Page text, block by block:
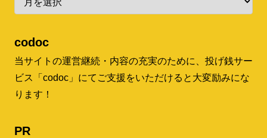
codoc
当サイトの運営継続・内容の充実のために、投げ銭サー
ビス「codoc」にてご支援をいただけると大変励みにな
ります！
PR